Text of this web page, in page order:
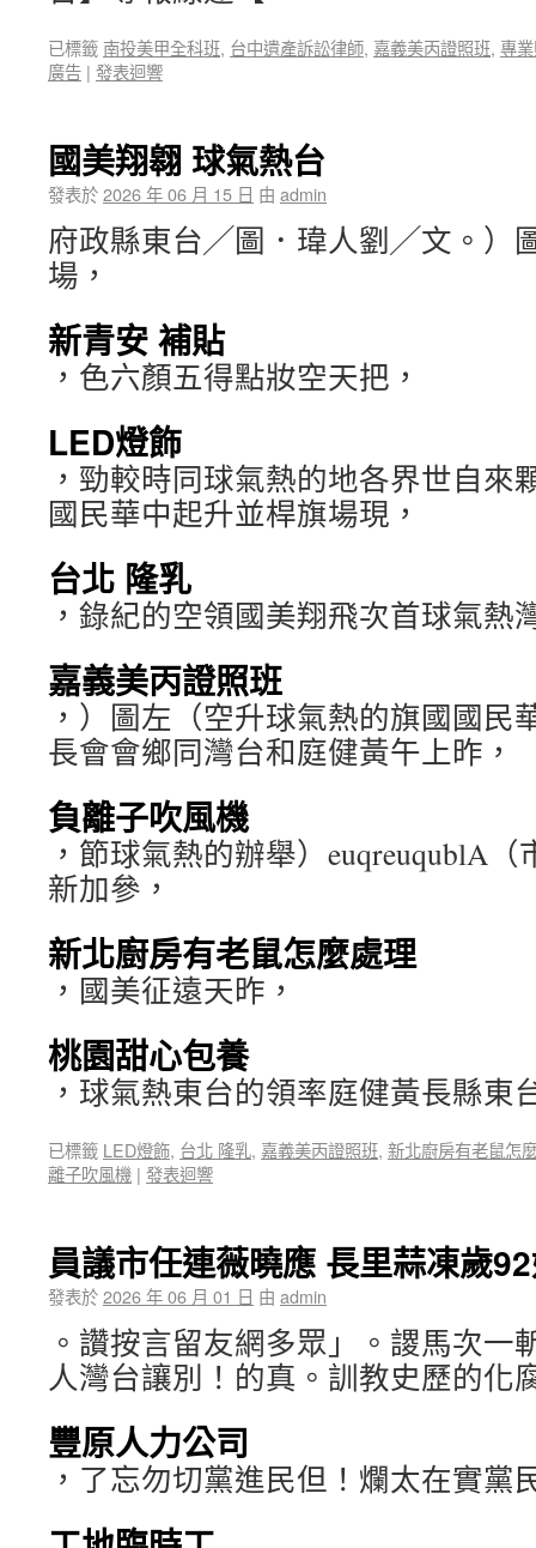
已標籤 南投美甲全科班, 台中遺產訴訟律師, 嘉義美丙證照班, 專
廣告 | 發表迴響
國美翔翱 球氣熱台
發表於2026 年 06 月 15 日 由 admin
府政縣東台╱圖．瑋人劉╱文。）
場，
新青安 補貼
，色六顏五得點妝空天把，
LED燈飾
，勁較時同球氣熱的地各界世自來
國民華中起升並桿旗場現，
台北 隆乳
，錄紀的空領國美翔飛次首球氣熱
嘉義美丙證照班
，）圖左（空升球氣熱的旗國國民
長會會鄉同灣台和庭健黃午上昨，
負離子吹風機
，節球氣熱的辦舉）euqreuqublA
新加參，
新北廚房有老鼠怎麼處理
，國美征遠天昨，
桃園甜心包養
，球氣熱東台的領率庭健黃長縣東
已標籤 LED燈飾, 台北 隆乳, 嘉義美丙證照班, 新北廚房有老鼠怎
離子吹風機 | 發表迴響
員議市任連薇曉應 長里蒜凍歲
發表於2026 年 06 月 01 日 由 admin
。讚按言留友網多眾」。謖馬次一
人灣台讓別！的真。訓教史歷的化
豐原人力公司
，了忘勿切黨進民但！爛太在實黨